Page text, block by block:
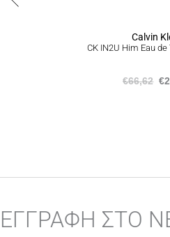
Calvin
CK IN2U Him Eau
€66,62 €
ΕΓΓΡΑΦΗ ΣΤΟ